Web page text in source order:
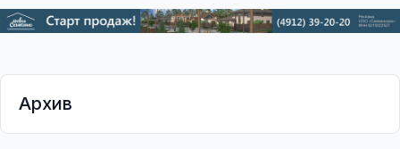
Архив